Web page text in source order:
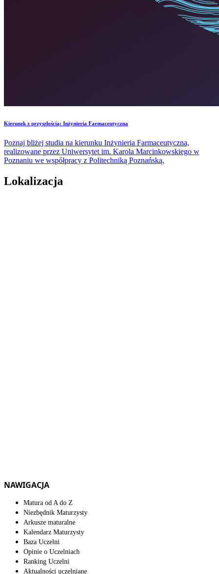
​Kierunek z przyszłością: Inżynieria Farmaceutyczna
Poznaj bliżej studia na kierunku Inżynieria Farmaceutyczna,
realizowane przez Uniwersytet im. Karola Marcinkowskiego w
Poznaniu we współpracy z Politechniką Poznańską.
Lokalizacja
NAWIGACJA
Matura od A do Z
Niezbędnik Maturzysty
Arkusze maturalne
Kalendarz Maturzysty
Baza Uczelni
Opinie o Uczelniach
Ranking Uczelni
Aktualności uczelniane